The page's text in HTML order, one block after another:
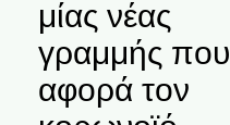
μίας νέας
γραμμής που
αφορά τον